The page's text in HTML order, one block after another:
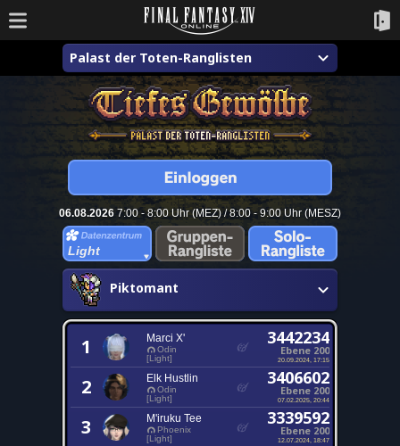
Palast der Toten-Ranglisten
06.08.2026 7:00 - 8:00 Uhr (MEZ) / 8:00 - 9:00 Uhr (MESZ)
Light
Piktomant
1 Marci X'
Odin
[Light]
3442234
Ebene 200
20.09.2024, 17:15
2 Elk Hustlin
Odin
[Light]
3406602
Ebene 200
07.02.2025, 20:44
3 M'iruku Tee
Phoenix
[Light]
3339592
Ebene 200
12.07.2024, 18:47